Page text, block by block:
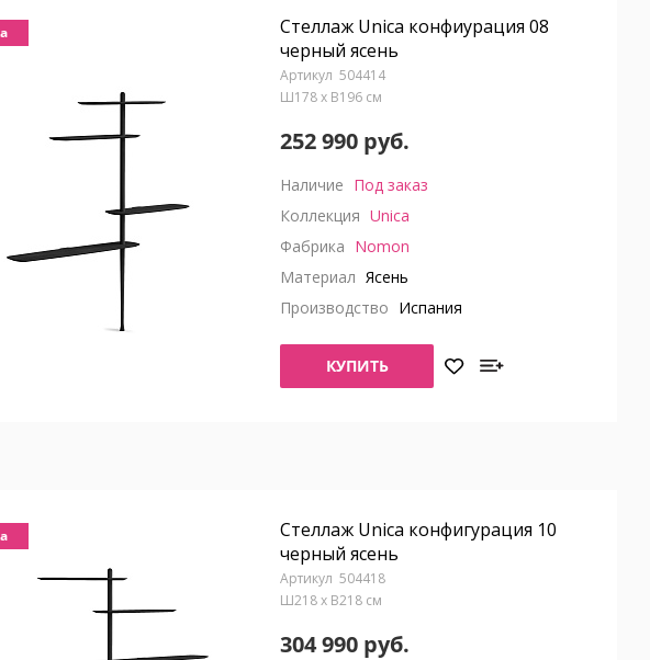
Стеллаж Unica конфиурация 08
черный ясень
504414
Ш178 x В196 см
252 990 руб.
Наличие Под заказ
Коллекция Unica
Фабрика Nomon
Материал Ясень
Производство Испания
КУПИТЬ
Стеллаж Unica конфигурация 10
черный ясень
504418
Ш218 x В218 см
304 990 руб.